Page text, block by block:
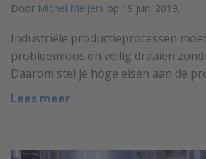
Door Michel Meijers op 19 juni 2019.
Industriële productieprocessen
probleemloos en veilig draaien
Daarom stel je hoge eisen aan de
Lees meer